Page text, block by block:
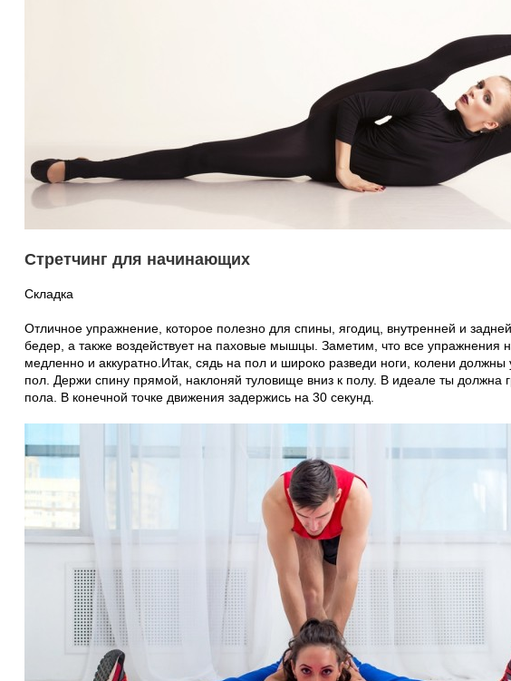
Стретчинг для начинающих
Складка
Отличное упражнение, которое полезно для спины, ягодиц, внутренней и
бедер, а также воздействует на паховые мышцы. Заметим, что все упражнения
медленно и аккуратно.Итак, сядь на пол и широко разведи ноги, колени должны
пол. Держи спину прямой, наклоняй туловище вниз к полу. В идеале ты должна
пола. В конечной точке движения задержись на 30 секунд.